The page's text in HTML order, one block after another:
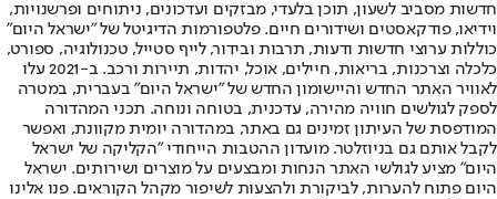
חדשות מסביב לשעון, תוכן בלעדי, מבזקים ועדכונים, ניתוחים ופרשנויות,
וידיאו, פודקאסטים ושידורים חיים. פלטפורמות הדיגיטל של "ישראל היום"
כוללות ערוצי חדשות ודעות, תרבות ובידור, לייף סטייל, טכנולוגיה, ספורט,
כלכלה וצרכנות, בריאות, חיילים, אוכל, יהדות, תיירות ורכב. ב-2021 עלו
לאוויר האתר החדש והיישומון החדש של "ישראל היום" בעברית, במטרה
לספק לגולשים חוויה מהירה, עדכנית, בטוחה ונוחה. תכני המהדורה
המודפסת של העיתון זמינים גם באתר, במהדורה יומית מקוונת, ואפשר
לקבל אותם גם בניוזלטר. מועדון ההטבות הייחודי "הקליקה של ישראל
היום" מציע לגולשי האתר הנחות ומבצעים על מוצרים ושירותים. ישראל
היום פתוח להערות, לביקורת ולהצעות לשיפור מקהל הקוראים. פנו אלינו